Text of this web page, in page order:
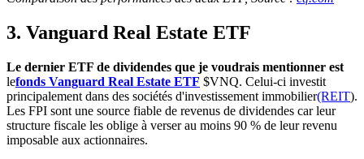
3. Vanguard Real Estate ETF
Le dernier ETF de dividendes que je voudrais mentionner est
lefonds Vanguard Real Estate ETF $VNQ. Celui-ci investit
principalement dans des sociétés d'investissement immobilier(REIT).
Les FPI sont une source fiable de revenus de dividendes car leur
structure fiscale les oblige à verser au moins 90 % de leur revenu
imposable aux actionnaires.